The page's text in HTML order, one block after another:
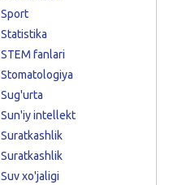
Sport
Statistika
STEM fanlari
Stomatologiya
Sug'urta
Sun'iy intellekt
Suratkashlik
Suratkashlik
Suv xo'jaligi